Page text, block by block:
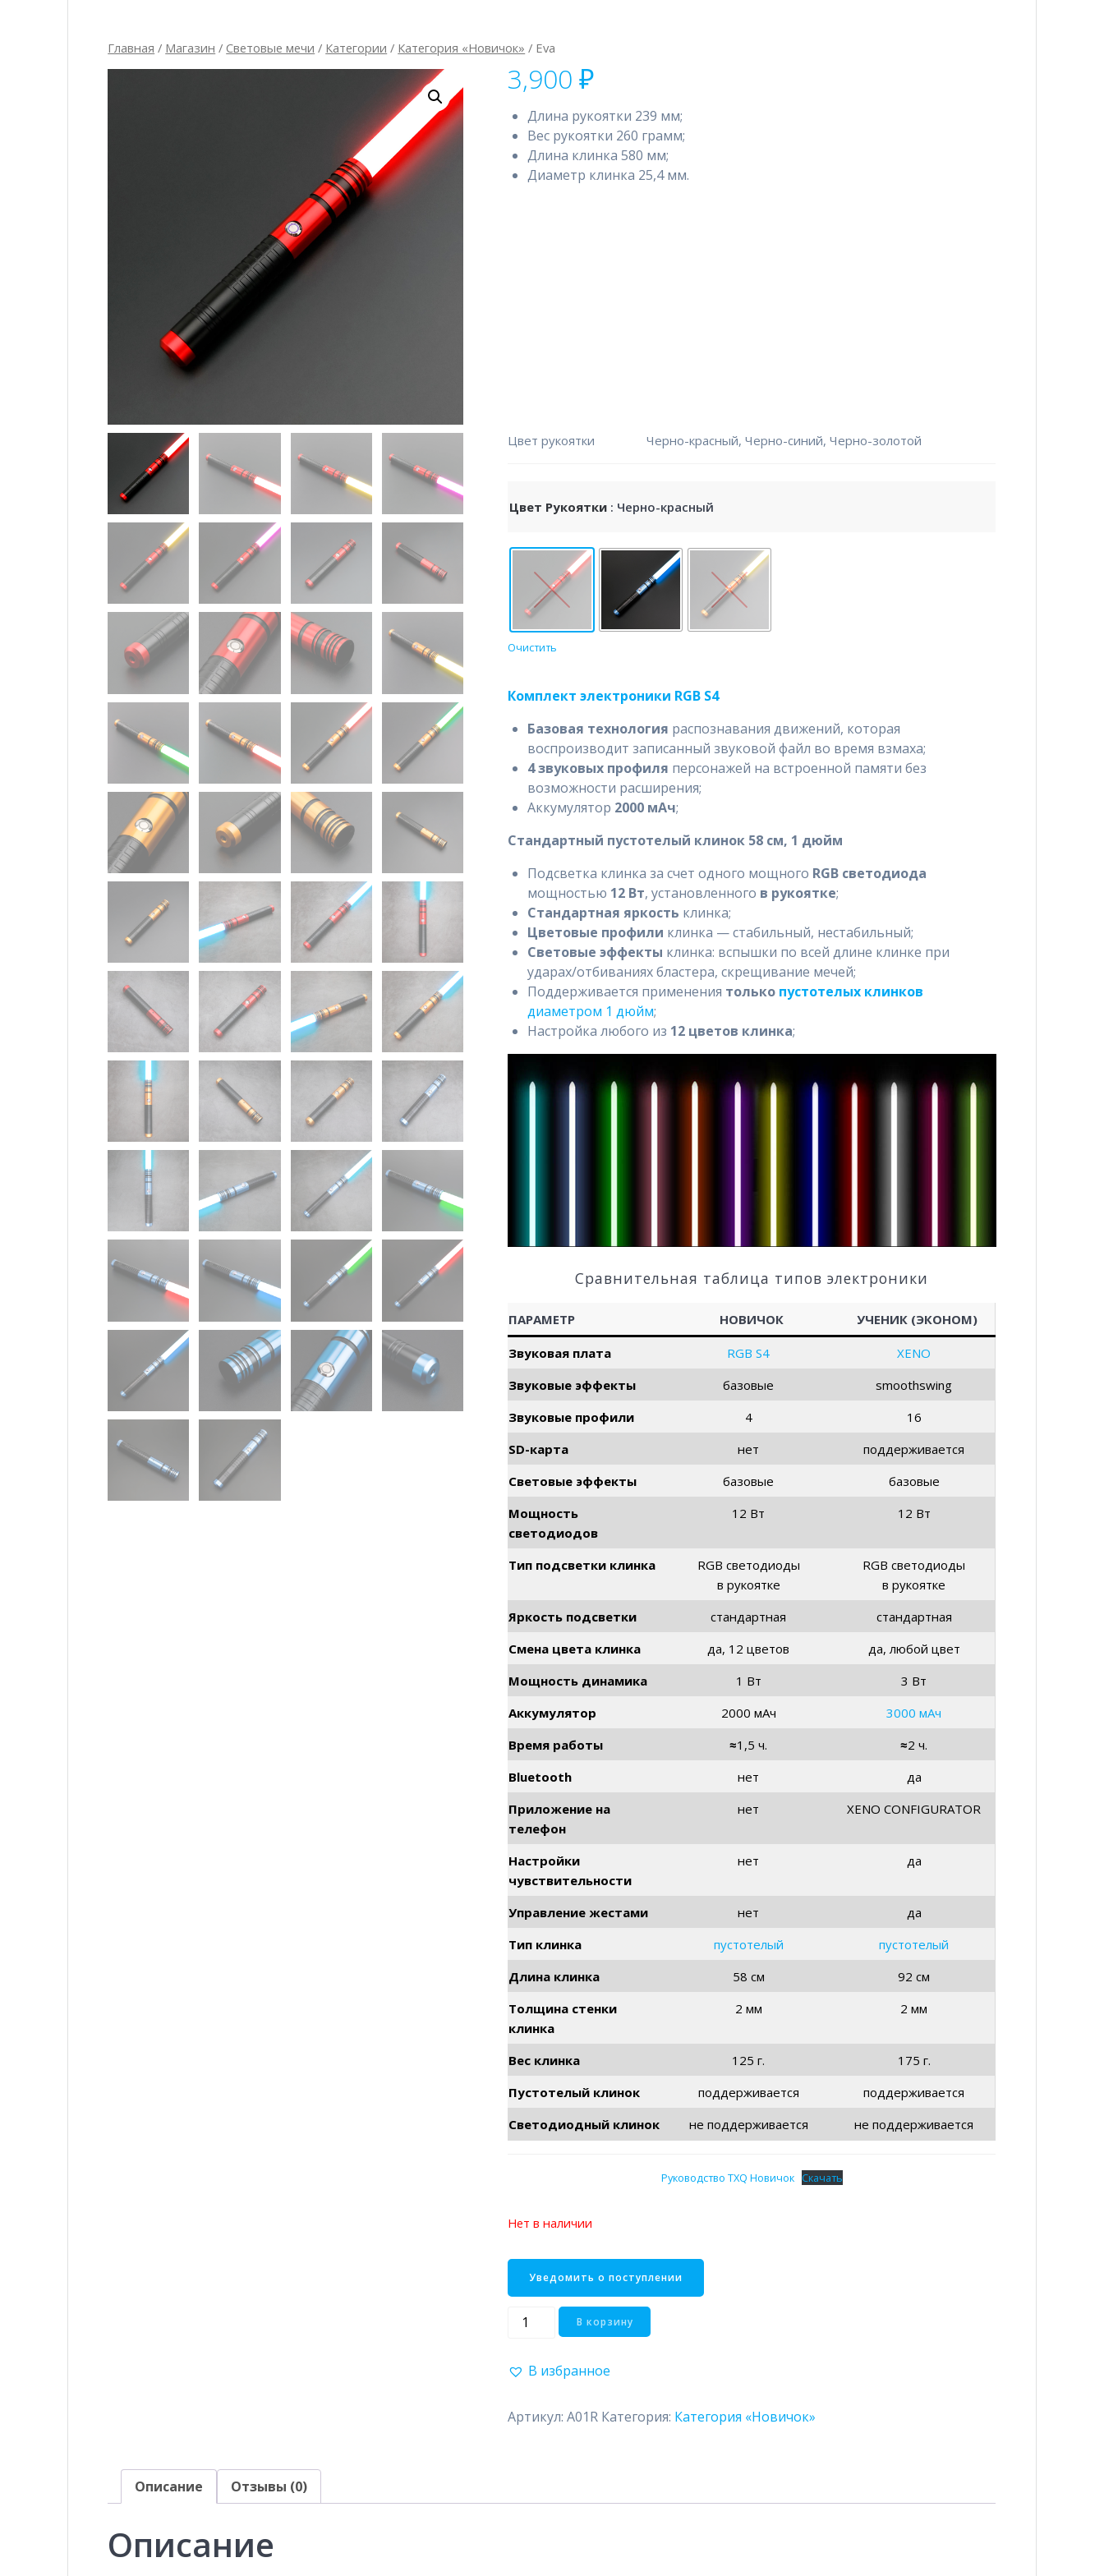
Главная / Магазин / Световые мечи / Категории / Категория «Новичок» / Eva
3,900 ₽
Длина рукоятки 239 мм;
Вес рукоятки 260 грамм;
Длина клинка 580 мм;
Диаметр клинка 25,4 мм.
Цвет рукоятки Черно-красный, Черно-синий, Черно-золотой
Цвет Рукоятки : Черно-красный
Очистить
Комплект электроники RGB S4
Базовая технология распознавания движений, которая
воспроизводит записанный звуковой файл во время взмаха;
4 звуковых профиля персонажей на встроенной памяти без
возможности расширения;
Аккумулятор 2000 мАч;
Стандартный пустотелый клинок 58 см, 1 дюйм
Подсветка клинка за счет одного мощного RGB светодиода
мощностью 12 Вт, установленного в рукоятке;
Стандартная яркость клинка;
Цветовые профили клинка — стабильный, нестабильный;
Световые эффекты клинка: вспышки по всей длине клинке при
ударах/отбиваниях бластера, скрещивание мечей;
Поддерживается применения только пустотелых клинков
диаметром 1 дюйм;
Настройка любого из 12 цветов клинка;
Звуковые профили
4
16
нет
поддерживается
Мощность
светодиодов
12 Вт 12 Вт
Тип подсветки клинка
RGB светодиоды
в рукоятке
RGB светодиоды
в рукоятке
Яркость подсветки
Смена цвета клинка
да, 12 цветов
да, любой цвет
Мощность динамика
1 Вт
3 Вт
Аккумулятор
Время работы
≈1,5 ч. ≈2 ч.
телефон
Настройки
чувствительности
нет да
Управление жестами нет
да
Тип клинка
Длина клинка
92 см
Толщина стенки
клинка
Вес клинка
Пустотелый клинок
поддерживается
поддерживается
Светодиодный клинок
не поддерживается не поддерживается
Руководство TXQ Новичок
Количество
КОМПЛЕКТ ПОСТАВКИ